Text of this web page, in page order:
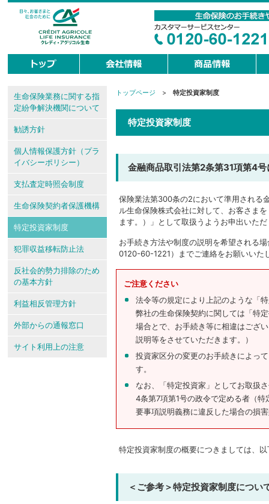
現
トップページ > 特定投資家制度
特定投資家制度
金融商品取引法第2条第31項第4
保険業法第300条の2において準用される
ル生命保険株式会社に対して、お客さま
ます。）」として取扱うようお申出いた
お手続き方法や制度の説明を希望される
0120-60-1221）までご連絡をお願いいた
ご注意ください
法令等の規定により上記のような「
弊社の生命保険契約に関しては「特
場合とで、お手続き等に相違はござ
説明等をさせていただきます。）
投資家区分の変更のお手続きによっ
す。
なお、「特定投資家」としてお取扱
4条第7項第1号の政令で定める者（
要事項説明義務に違反した場合の損
特定投資家制度の概要につきましては、
＜ご参考＞特定投資家制度につい
生命保険業務に関する指
定紛争解決機関について
勧誘方針
個人情報保護方針（プラ
イバシーポリシー）
支払査定時照会制度
生命保険契約者保護機構
特定投資家制度
犯罪収益移転防止法
反社会的勢力排除のため
の基本方針
利益相反管理方針
外部からの通報窓口
サイト利用上の注意